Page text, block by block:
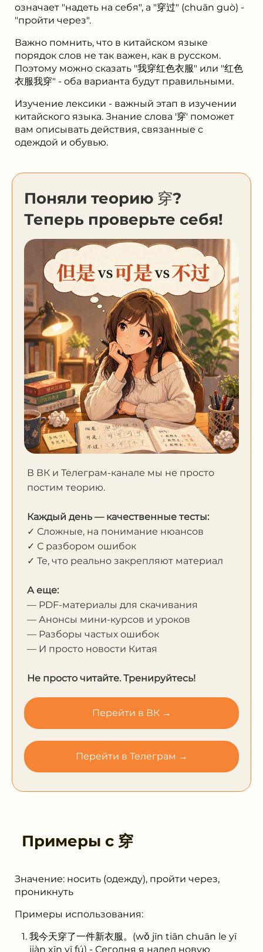
означает "надеть на себя", а "穿过" (chuān guò) -
"пройти через".
Важно помнить, что в китайском языке
порядок слов не так важен, как в русском.
Поэтому можно сказать "我穿红色衣服" или "红色
衣服我穿" - оба варианта будут правильными.
Изучение лексики - важный этап в изучении
китайского языка. Знание слова '穿' поможет
вам описывать действия, связанные с
одеждой и обувью.
Поняли теорию 穿?
Теперь проверьте себя!
В ВК и Телеграм-канале мы не просто
постим теорию.
Каждый день — качественные тесты:
✓ Сложные, на понимание нюансов
✓ С разбором ошибок
✓ Те, что реально закрепляют материал
А еще:
— PDF-материалы для скачивания
— Анонсы мини-курсов и уроков
— Разборы частых ошибок
— И просто новости Китая
Не просто читайте. Тренируйтесь!
Перейти в ВК →
Перейти в Телеграм →
Примеры с 穿
Значение: носить (одежду), пройти через,
проникнуть
Примеры использования:
我今天穿了一件新衣服。(wǒ jīn tiān chuān le yī
jiàn xīn yī fú) - Сегодня я надел новую